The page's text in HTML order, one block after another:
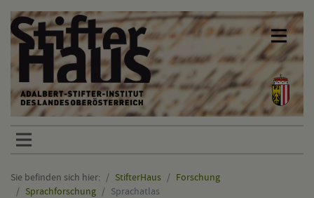
Sprunglinks
Sie befinden sich hier: StifterHaus
Forschung
Sprachforschung
Sprachatlas